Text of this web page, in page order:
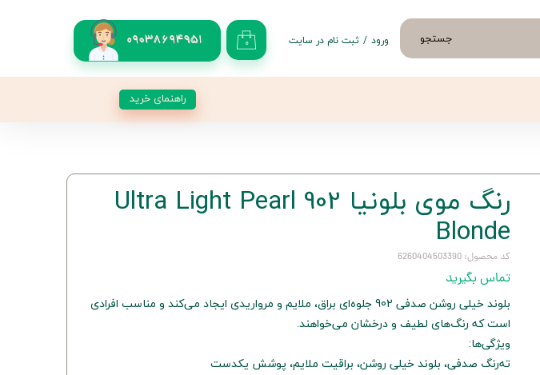
09038694951 جستجو ۰ ورود / ثبت نام در سایت
راهنمای خرید
رنگ موی بلونیا 902 Ultra Light Pearl
Blonde
کد محصول: 6260404503390
تماس بگیرید
بلوند خیلی روشن صدفی 902 جلوه‌ای براق، ملایم و مرواریدی ایجاد می‌کند و مناسب افرادی
است که رنگ‌های لطیف و درخشان می‌خواهند.
ویژگی‌ها:
ته‌رنگ صدفی، بلوند خیلی روشن، براقیت ملایم، پوشش یکدست